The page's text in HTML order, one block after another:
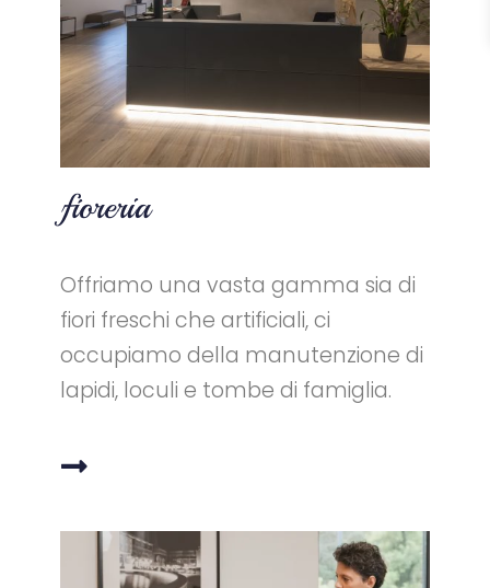
fioreria
Offriamo una vasta gamma sia di
fiori freschi che artificiali, ci
occupiamo della manutenzione di
lapidi, loculi e tombe di famiglia.